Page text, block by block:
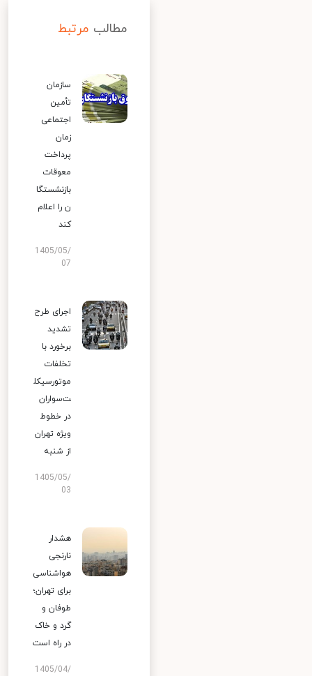
مطالب مرتبط
سازمان
تأمین
اجتماعی
زمان
پرداخت
معوقات
بازنشستگا
ن را اعلام
کند
1405/05/
07
اجرای طرح
تشدید
برخورد با
تخلفات
موتورسیکل
ت‌سواران
در خطوط
ویژه تهران
از شنبه
1405/05/
03
هشدار
نارنجی
هواشناسی
برای تهران؛
طوفان و
گرد و خاک
در راه است
1405/04/